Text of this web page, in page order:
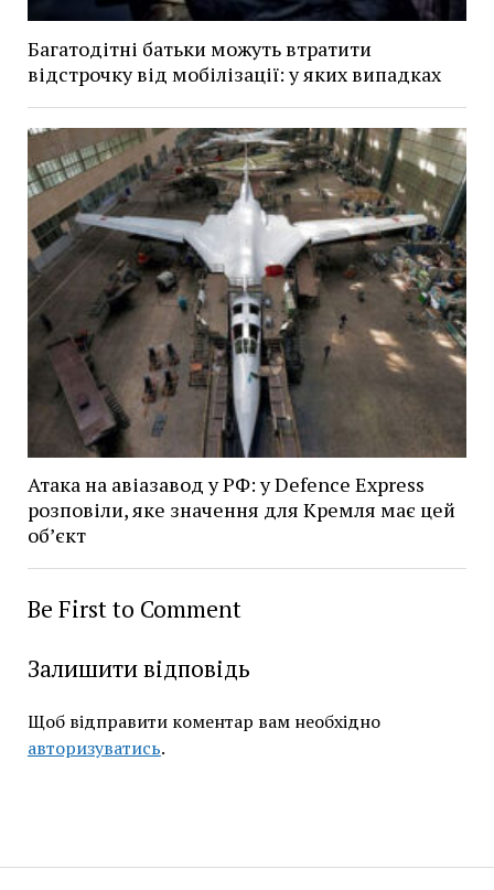
Багатодітні батьки можуть втратити
відстрочку від мобілізації: у яких випадках
Атака на авіазавод у РФ: у Defence Express
розповіли, яке значення для Кремля має цей
об’єкт
Be First to Comment
Залишити відповідь
Щоб відправити коментар вам необхідно
авторизуватись.